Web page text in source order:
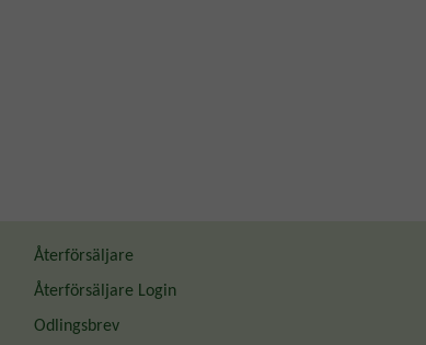
Återförsäljare
Återförsäljare Login
Odlingsbrev